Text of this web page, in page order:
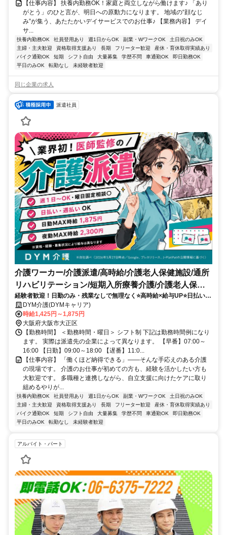
【仕事内容】 扶養内勤務OK！家庭と両立しながら働けます♪ 「あり
がとう」のひと言が、明日への原動力になります。 地域の“顔なじ
み”が集う、あたたかいデイサービスでのお仕事♪ 【業務内容】 デイ
サ...
扶養内勤務OK 社員登用あり 週1日からOK 副業・WワークOK
土日祝のみOK
主婦・主夫歓迎
資格取得支援あり 長期 フリーター歓迎
産休・育休取得実績あり
バイク通勤OK
短期 シフト自由 大量募集 学歴不問 車通勤OK
即日勤務OK
平日のみOK
転勤なし 未経験者歓迎
同じ企業の求人
派遣社員
介護ワーカー/介護派遣/高時給/介護老人保健施設/通所
リハビリテーション/短期入所療養介護/介護老人保健
施設
経験者歓迎！日勤のみ・残業なしで無理なく⭐️高時給×給与UP⭐️日払い週
払い⭐️希望シフト柔軟✨
DYM介護(DYMキャリア)
時給1,425円～1,875円
大阪府大阪市大正区
【勤務時間】 ＜勤務時間・曜日＞ シフト制 下記は勤務時間例になり
ます。 実際は派遣先の企業によって異なります。 【早番】07:00～
16:00 【日勤】09:00～18:00 【遅番】11:0...
【仕事内容】 「働くほど納得できる」――そんな手応えのある介護
の現場です。 介護のお仕事が初めての方も、経験を活かしたい方も
大歓迎です。 多職種と連携しながら、自立支援に向けたケアに取り
組めるやりが...
扶養内勤務OK 社員登用あり 週1日からOK 副業・WワークOK
土日祝のみOK
主婦・主夫歓迎
資格取得支援あり 長期 フリーター歓迎
産休・育休取得実績あり
バイク通勤OK
短期 シフト自由 大量募集 学歴不問 車通勤OK
即日勤務OK
平日のみOK
転勤なし 未経験者歓迎
アルバイト・パート